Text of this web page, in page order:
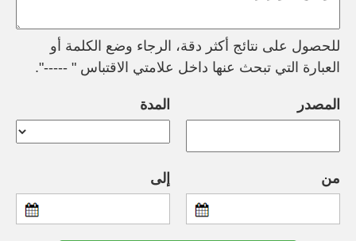
للحصول على نتائج أكثر دقة، الرجاء وضع الكلمة أو
العبارة التي تبحث عنها داخل علامتي الاقتباس " -----".
المصدر المدة
من إلى